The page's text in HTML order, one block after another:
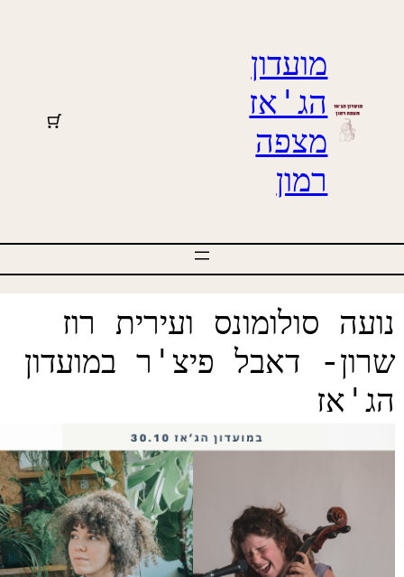
מועדון
הג'אז
מצפה
סולומונס ועירית רוז
דאבל פיצ'ר במועדון